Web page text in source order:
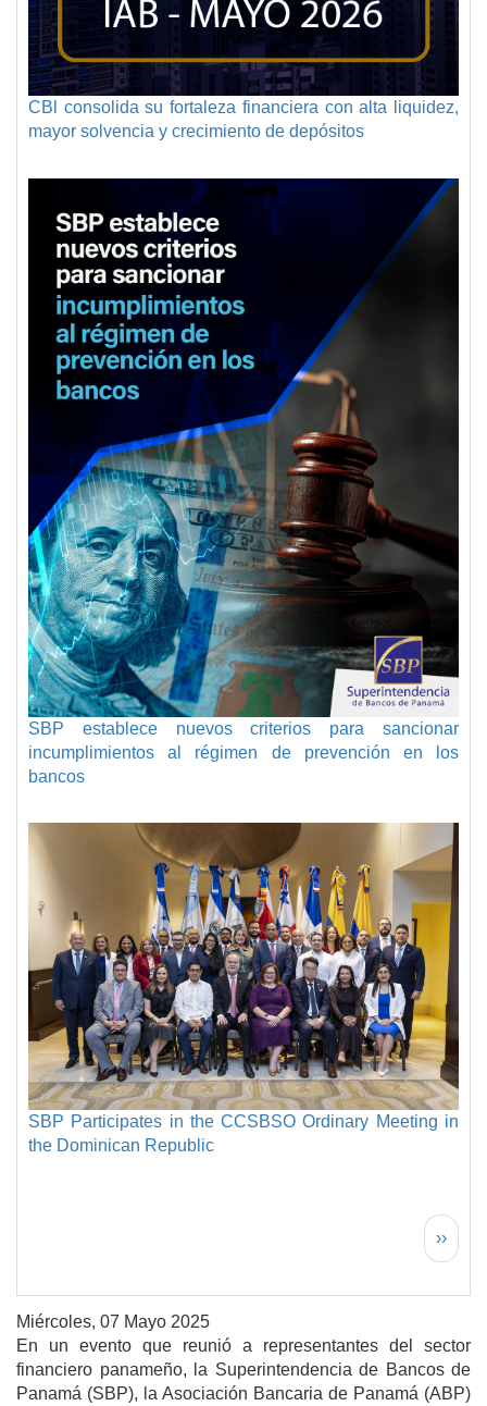
CBl consolida su fortaleza financiera con alta liquidez,
mayor solvencia y crecimiento de depósitos
SBP establece nuevos criterios para sancionar
incumplimientos al régimen de prevención en los
bancos
SBP Participates in the CCSBSO Ordinary Meeting in
the Dominican Republic
››
Miércoles, 07 Mayo 2025
En un evento que reunió a representantes del sector
financiero panameño, la Superintendencia de Bancos de
Panamá (SBP), la Asociación Bancaria de Panamá (ABP)